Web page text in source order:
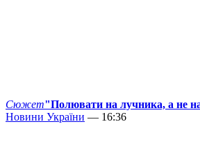
Сюжет"Полювати на лучника, а не
Новини України — 16:36